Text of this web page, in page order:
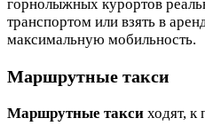
горнолыжных курортов
транспортом или взять в
максимальную мобильность.
Маршрутные такси
Маршрутные такси ходят, к